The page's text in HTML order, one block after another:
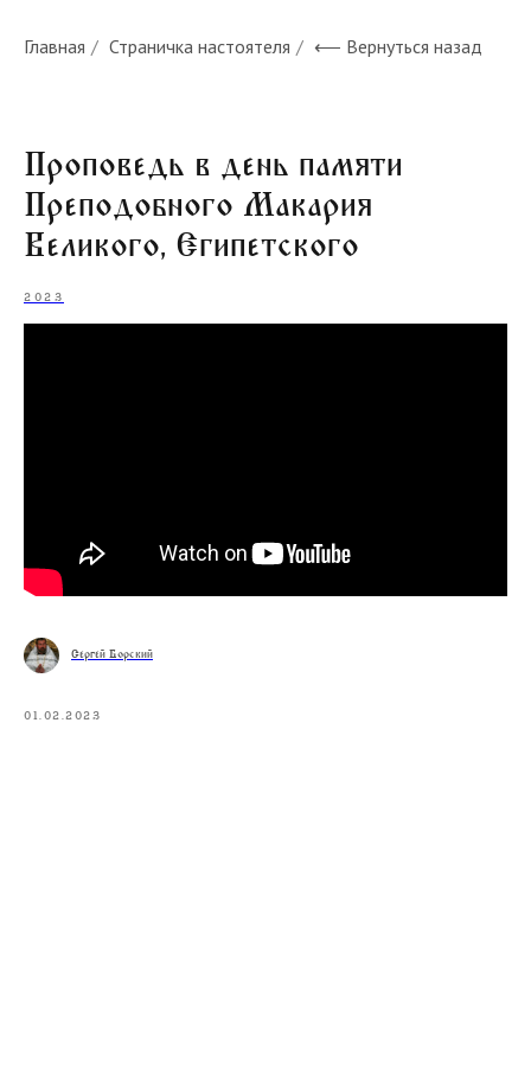
Главная / Страничка настоятеля / ⟵ Вернуться назад
Проповедь в день памяти
Преподобного Макария
Великого, Египетского
2023
Сергей Борский
01.02.2023